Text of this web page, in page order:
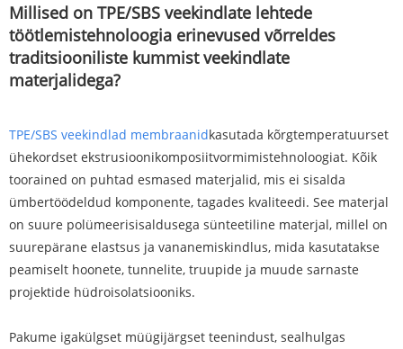
Millised on TPE/SBS veekindlate lehtede
töötlemistehnoloogia erinevused võrreldes
traditsiooniliste kummist veekindlate
materjalidega?
TPE/SBS veekindlad membraanidkasutada kõrgtemperatuurset
ühekordset ekstrusioonikomposiitvormimistehnoloogiat. Kõik
toorained on puhtad esmased materjalid, mis ei sisalda
ümbertöödeldud komponente, tagades kvaliteedi. See materjal
on suure polümeerisisaldusega sünteetiline materjal, millel on
suurepärane elastsus ja vananemiskindlus, mida kasutatakse
peamiselt hoonete, tunnelite, truupide ja muude sarnaste
projektide hüdroisolatsiooniks.
Pakume igakülgset müügijärgset teenindust, sealhulgas